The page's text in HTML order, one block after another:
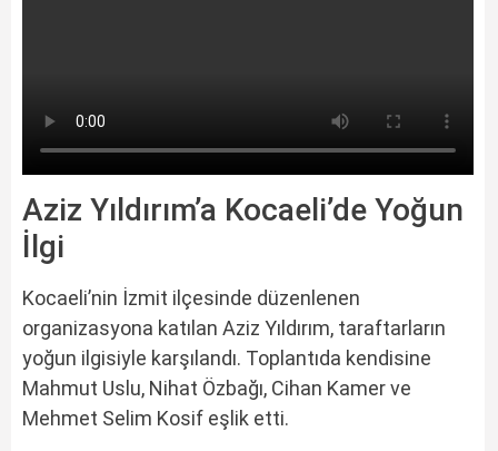
Aziz Yıldırım’a Kocaeli’de Yoğun
İlgi
Kocaeli’nin İzmit ilçesinde düzenlenen
organizasyona katılan Aziz Yıldırım, taraftarların
yoğun ilgisiyle karşılandı. Toplantıda kendisine
Mahmut Uslu, Nihat Özbağı, Cihan Kamer ve
Mehmet Selim Kosif eşlik etti.